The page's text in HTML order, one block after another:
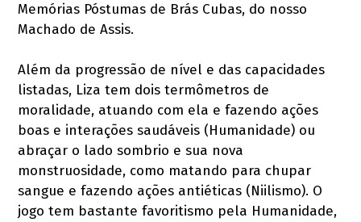
Memórias Póstumas de Brás Cubas, do nosso
Machado de Assis.
Além da progressão de nível e das capacidades
listadas, Liza tem dois termômetros de
moralidade, atuando com ela e fazendo ações
boas e interações saudáveis (Humanidade) ou
abraçar o lado sombrio e sua nova
monstruosidade, como matando para chupar
sangue e fazendo ações antiéticas (Niilismo). O
jogo tem bastante favoritismo pela Humanidade,